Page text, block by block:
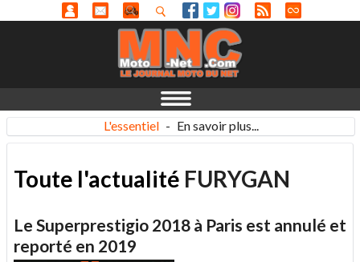
L'essentiel - En savoir plus...
Toute l'actualité FURYGAN
Le Superprestigio 2018 à Paris est annulé et
reporté en 2019